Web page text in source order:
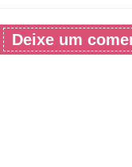
Deixe um